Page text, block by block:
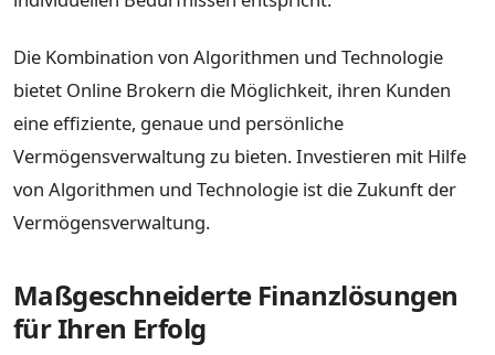
Die Kombination von Algorithmen und Technologie
bietet Online Brokern die Möglichkeit, ihren Kunden
eine effiziente, genaue und persönliche
Vermögensverwaltung zu bieten. Investieren mit Hilfe
von Algorithmen und Technologie ist die Zukunft der
Vermögensverwaltung.
Maßgeschneiderte Finanzlösungen
für Ihren Erfolg